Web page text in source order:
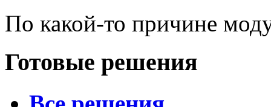
По какой-то причине
Готовые решения